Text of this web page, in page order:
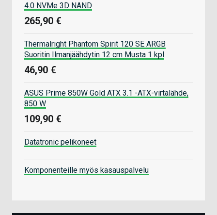
4.0 NVMe 3D NAND
265,90 €
Thermalright Phantom Spirit 120 SE ARGB
Suoritin Ilmanjäähdytin 12 cm Musta 1 kpl
46,90 €
ASUS Prime 850W Gold ATX 3.1 -ATX-virtalähde,
850 W
109,90 €
Datatronic pelikoneet
Komponenteille myös kasauspalvelu